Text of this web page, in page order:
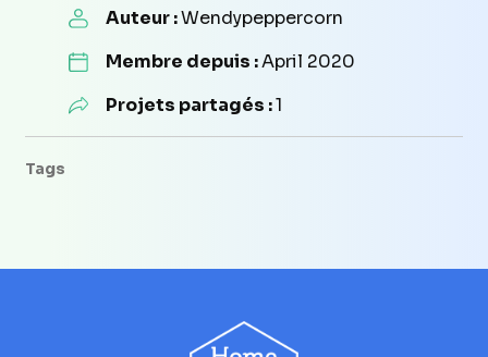
Auteur :Wendypeppercorn
Membre depuis :April 2020
Projets partagés :1
Tags